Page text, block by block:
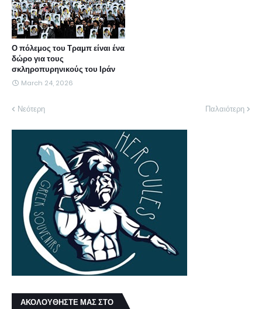
Ο πόλεμος του Τραμπ είναι ένα
δώρο για τους
σκληροπυρηνικούς του Ιράν
March 24, 2026
Νεότερη Παλαιότερη
ΑΚΟΛΟΥΘΗΣΤΕ ΜΑΣ ΣΤΟ